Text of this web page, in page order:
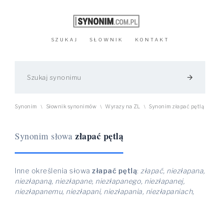
SZUKAJ SŁOWNIK KONTAKT
arrow_forward
Synonim \ Słownik synonimów \ Wyrazy na ZL \ Synonim złapać pętlą
Synonim słowa złapać pętlą
Inne określenia słowa złapać pętlą: złapać, niezłapana,
niezłapaną, niezłapane, niezłapanego, niezłapanej,
niezłapanemu, niezłapani, niezłapania, niezłapaniach,